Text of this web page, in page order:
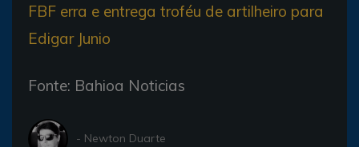
FBF erra e entrega troféu de artilheiro para
Edigar Junio
Fonte: Bahioa Noticias
- Newton Duarte